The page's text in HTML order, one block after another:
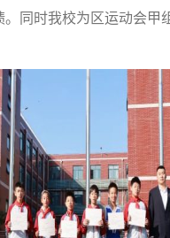
。同时我校为区运动会甲